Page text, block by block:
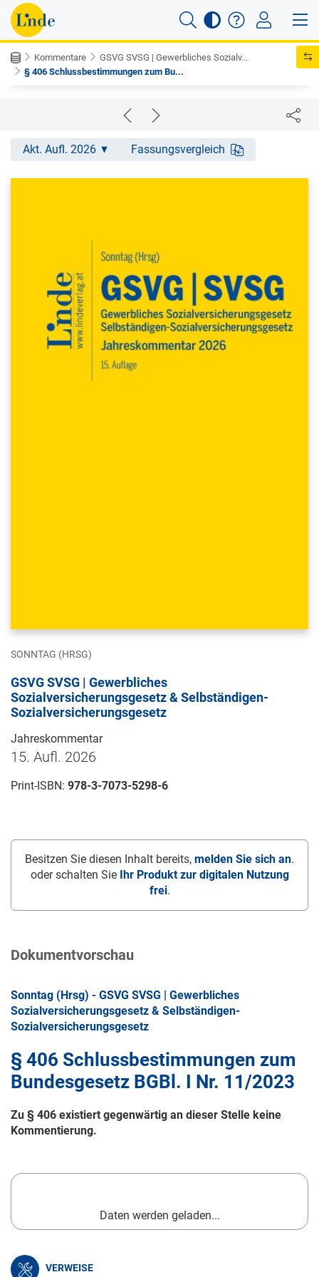
Kommentare
GSVG SVSG | Gewerbliches Sozialv...
§ 406 Schlussbestimmungen zum Bu...
Akt. Aufl. 2026 Fassungsvergleich
SONNTAG (HRSG)
GSVG SVSG | Gewerbliches
Sozialversicherungsgesetz & Selbständigen-
Sozialversicherungsgesetz
Jahreskommentar
15. Aufl. 2026
Print-ISBN: 978-3-7073-5298-6
Besitzen Sie diesen Inhalt bereits, melden Sie sich an.
oder schalten Sie
Ihr Produkt zur digitalen Nutzung
frei.
Dokumentvorschau
Sonntag (Hrsg) - GSVG SVSG | Gewerbliches
Sozialversicherungsgesetz & Selbständigen-
Sozialversicherungsgesetz
§ 406 Schlussbestimmungen zum
Bundesgesetz BGBl. I Nr. 11/2023
Zu § 406 existiert gegenwärtig an dieser Stelle keine
Kommentierung.
Daten werden geladen...
VERWEISE